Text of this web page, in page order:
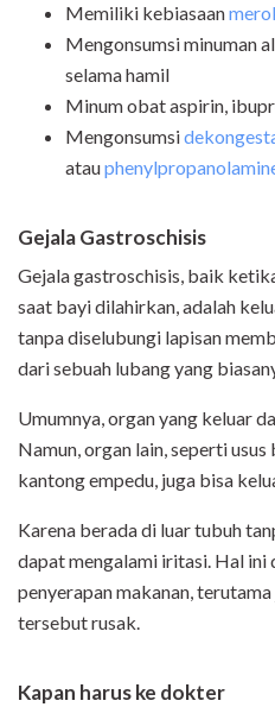
Memiliki kebiasaan
Mengonsumsi minuman
selama hamil
Minum obat aspirin,
Mengonsumsi
atau
Gejala Gastroschisis
Gejala gastroschisis, baik
saat bayi dilahirkan, adalah
tanpa diselubungi lapisan
dari sebuah lubang yang
Umumnya, organ yang keluar
Namun, organ lain, seperti usus
kantong empedu, juga bisa
Karena berada di luar tubuh
dapat mengalami iritasi. Hal ini
penyerapan makanan,
tersebut rusak.
Kapan harus ke dokter